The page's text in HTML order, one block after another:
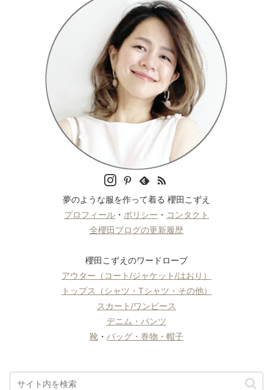
夢のような服を作って着る 櫻田こずえ
プロフィール ・ ポリシー ・ コンタクト
全櫻田ブログの更新履歴
櫻田こずえのワードローブ
アウター（コート/ジャケット/はおり）
トップス（シャツ・Tシャツ・その他）
スカート/ワンピース
デニム・パンツ
靴 ・ バッグ・巻物・帽子